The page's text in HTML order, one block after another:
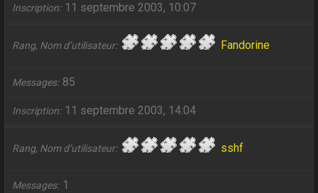
Inscription 11 septembre 2003, 10:07
Rang, Nom d’utilisateur Fandorine
Messages 85
Inscription 11 septembre 2003, 14:04
Rang, Nom d’utilisateur sshf
Messages 1